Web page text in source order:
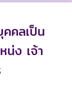
คลเป็น
น่ง เจ้า